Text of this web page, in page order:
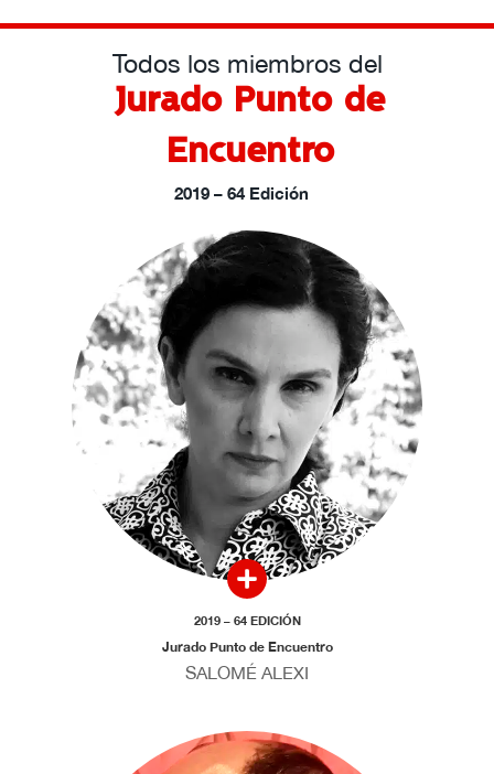
Todos los miembros del
Jurado Punto de
Encuentro
2019 – 64 Edición
2019 – 64 EDICIÓN
Jurado Punto de Encuentro
SALOMÉ ALEXI